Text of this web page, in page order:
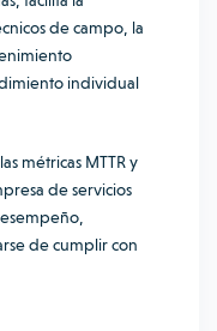
de campo, la
individual
métricas MTTR y
de servicios
de cumplir con